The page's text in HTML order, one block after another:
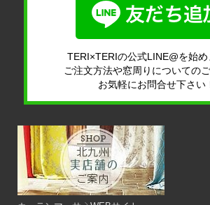
TERI×TERIの公式LINE@を始め
ご注文方法や窓周りについての
お気軽にお問合せ下さい